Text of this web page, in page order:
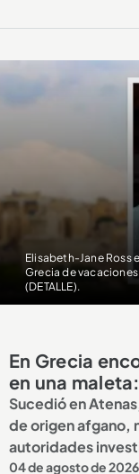
Elisabeth-Jane Ross
Grecia de vacaciones.
(DETALLE).
En Grecia
en una
Sucedió en
de origen afgano,
autoridades
04 de agosto de 2026